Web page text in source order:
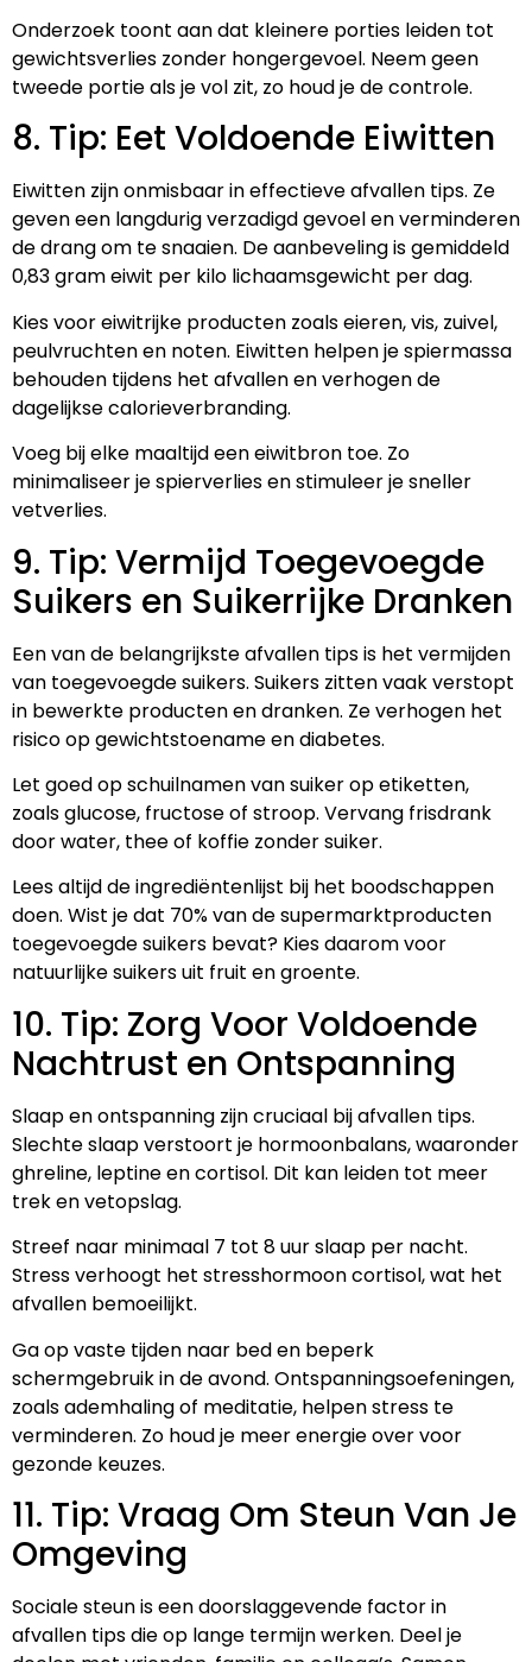
Onderzoek toont aan dat kleinere porties leiden tot
gewichtsverlies zonder hongergevoel. Neem geen
tweede portie als je vol zit, zo houd je de controle.
8. Tip: Eet Voldoende Eiwitten
Eiwitten zijn onmisbaar in effectieve afvallen tips. Ze
geven een langdurig verzadigd gevoel en verminderen
de drang om te snaaien. De aanbeveling is gemiddeld
0,83 gram eiwit per kilo lichaamsgewicht per dag.
Kies voor eiwitrijke producten zoals eieren, vis, zuivel,
peulvruchten en noten. Eiwitten helpen je spiermassa
behouden tijdens het afvallen en verhogen de
dagelijkse calorieverbranding.
Voeg bij elke maaltijd een eiwitbron toe. Zo
minimaliseer je spierverlies en stimuleer je sneller
vetverlies.
9. Tip: Vermijd Toegevoegde
Suikers en Suikerrijke Dranken
Een van de belangrijkste afvallen tips is het vermijden
van toegevoegde suikers. Suikers zitten vaak verstopt
in bewerkte producten en dranken. Ze verhogen het
risico op gewichtstoename en diabetes.
Let goed op schuilnamen van suiker op etiketten,
zoals glucose, fructose of stroop. Vervang frisdrank
door water, thee of koffie zonder suiker.
Lees altijd de ingrediëntenlijst bij het boodschappen
doen. Wist je dat 70% van de supermarktproducten
toegevoegde suikers bevat? Kies daarom voor
natuurlijke suikers uit fruit en groente.
10. Tip: Zorg Voor Voldoende
Nachtrust en Ontspanning
Slaap en ontspanning zijn cruciaal bij afvallen tips.
Slechte slaap verstoort je hormoonbalans, waaronder
ghreline, leptine en cortisol. Dit kan leiden tot meer
trek en vetopslag.
Streef naar minimaal 7 tot 8 uur slaap per nacht.
Stress verhoogt het stresshormoon cortisol, wat het
afvallen bemoeilijkt.
Ga op vaste tijden naar bed en beperk
schermgebruik in de avond. Ontspanningsoefeningen,
zoals ademhaling of meditatie, helpen stress te
verminderen. Zo houd je meer energie over voor
gezonde keuzes.
11. Tip: Vraag Om Steun Van Je
Omgeving
Sociale steun is een doorslaggevende factor in
afvallen tips die op lange termijn werken. Deel je